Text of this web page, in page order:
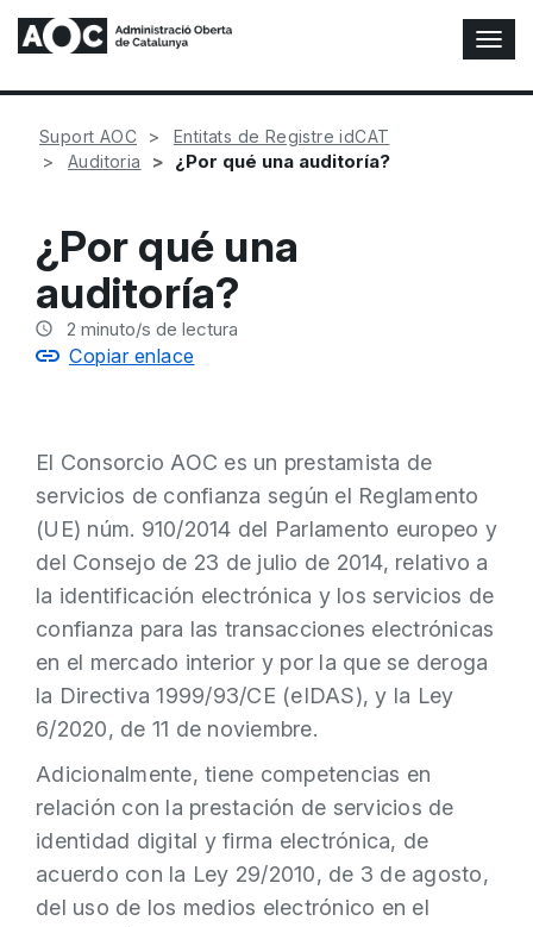
A
l
t
Suport AOC
Entitats de Registre idCAT
Auditoria
¿Por qué una auditoría?
¿Por qué una
auditoría?
2 minuto/s de lectura
Copiar enlace
El Consorcio AOC es un prestamista de
servicios de confianza según el Reglamento
(UE) núm. 910/2014 del Parlamento europeo y
del Consejo de 23 de julio de 2014, relativo a
la identificación electrónica y los servicios de
confianza para las transacciones electrónicas
en el mercado interior y por la que se deroga
la Directiva 1999/93/CE (eIDAS), y la Ley
6/2020, de 11 de noviembre.
Adicionalmente, tiene competencias en
relación con la prestación de servicios de
identidad digital y firma electrónica, de
acuerdo con la Ley 29/2010, de 3 de agosto,
del uso de los medios electrónico en el